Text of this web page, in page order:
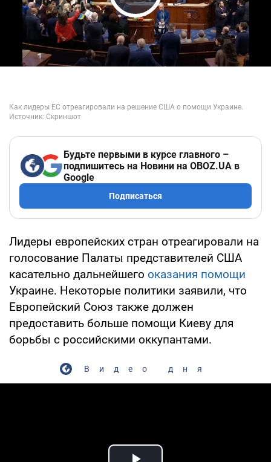
Play Video
Будьте первыми в курсе главного –
подпишитесь на Новини на OBOZ.UA в
Google
Подписаться
Лидеры европейских стран отреагировали на
голосование Палаты представителей США
касательно дальнейшего оказания помощи
Украине. Некоторые политики заявили, что
Европейский Союз также должен
предоставить больше помощи Киеву для
борьбы с российскими оккупантами.
Видео дня